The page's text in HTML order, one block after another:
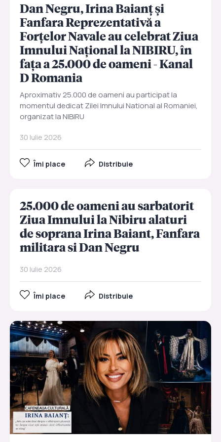
Dan Negru, Irina Baianț și
Fanfara Reprezentativă a
Forțelor Navale au celebrat Ziua
Imnului Național la NIBIRU, în
fața a 25.000 de oameni - Kanal
D Romania
Aproximativ 25.000 de oameni au participat la
momentul dedicat Zilei Imnului National al Romaniei,
organizat la NIBIRU
30 Iulie 2026
Îmi place Distribuie
25.000 de oameni au sarbatorit
Ziua Imnului la Nibiru alaturi
de soprana Irina Baiant, Fanfara
militara si Dan Negru
30 Iulie 2026
Îmi place Distribuie